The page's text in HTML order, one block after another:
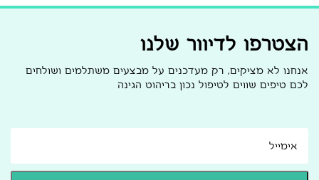
הצטרפו לדיוור שלנו
אנחנו לא מציקים, רק מעדכנים על מבצעים משתלמים ושולחים
לכם טיפים שווים לטיפול נכון בריהוט הגינה